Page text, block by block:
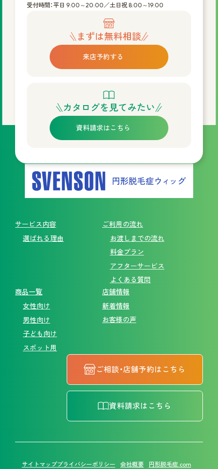
受付時間：平日 9:00～20:00／土日祝 8:00～19:00
まずは無料相談
来店予約する
カタログを見てみたい
資料請求はこちら
サービス内容
選ばれる理由
ご利用の流れ
お渡しまでの流れ
料金プラン
アフターサービス
よくある質問
商品一覧
女性向け
男性向け
子ども向け
スポット用
店舗情報
新着情報
お客様の声
ご相談・店舗予約はこちら
資料請求はこちら
サイトマッププライバシーポリシー 会社概要 円形脱毛症.com